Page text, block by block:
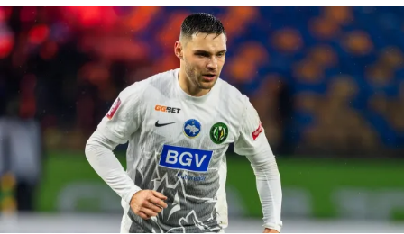
КІБЕРСПОРТ
ЧС-2026
ФУТЗАЛ
ІНШІ
БУКМЕКЕРИ